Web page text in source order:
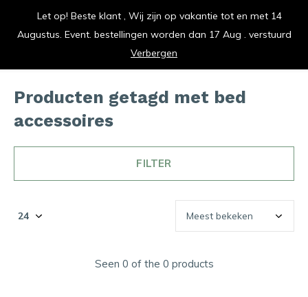
vrolijk je keuken op
Producten getagd met bed
accessoires
FILTER
Seen 0 of the 0 products
Let op! Beste klant , Wij zijn op vakantie tot en met 14
Augustus. Event. bestellingen worden dan 17 Aug . verstuurd
Verbergen